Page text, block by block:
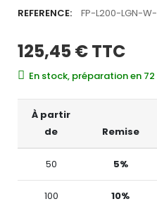
REFERENCE:
FP-L200-LGN-
125,45 €TTC
En stock, préparation en 72
À partir
de
Remise
50 5%
100 10%